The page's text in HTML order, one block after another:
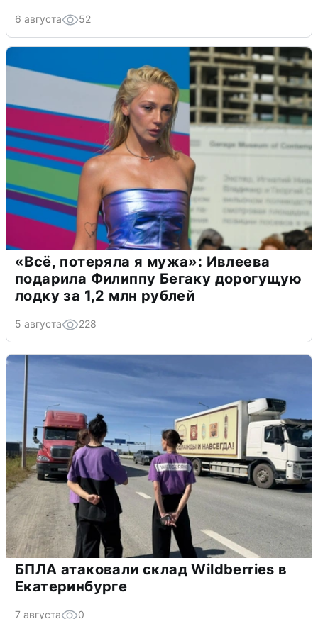
6 августа 52
«Всё, потеряла я мужа»: Ивлеева
подарила Филиппу Бегаку дорогущую
лодку за 1,2 млн рублей
5 августа 228
БПЛА атаковали склад Wildberries в
Екатеринбурге
7 августа 0